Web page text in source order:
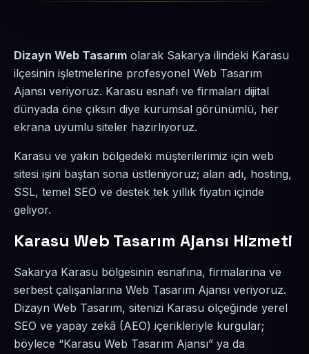
Dizayn Web Tasarım olarak Sakarya ilindeki Karasu
ilçesinin işletmelerine profesyonel Web Tasarım
Ajansı veriyoruz. Karasu esnafı ve firmaları dijital
dünyada öne çıksın diye kurumsal görünümlü, her
ekrana uyumlu siteler hazırlıyoruz.
Karasu ve yakın bölgedeki müşterilerimiz için web
sitesi işini baştan sona üstleniyoruz; alan adı, hosting,
SSL, temel SEO ve destek tek yıllık fiyatın içinde
geliyor.
Karasu Web Tasarım Ajansı Hizmeti
Sakarya Karasu bölgesinin esnafına, firmalarına ve
serbest çalışanlarına Web Tasarım Ajansı veriyoruz.
Dizayn Web Tasarım, sitenizi Karasu ölçeğinde yerel
SEO ve yapay zekâ (AEO) içerikleriyle kurgular;
böylece “Karasu Web Tasarım Ajansı” ya da